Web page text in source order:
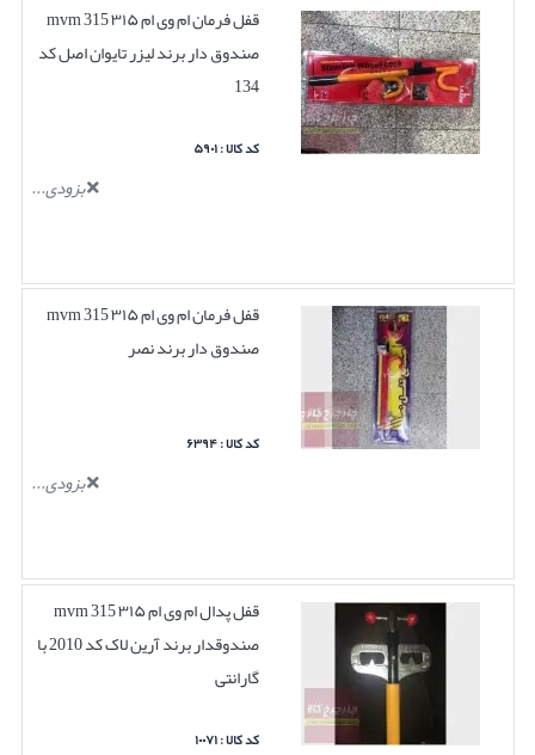
قفل فرمان ام وی ام ۳۱۵ mvm 315
صندوق دار برند لیزر تایوان اصل کد
134
کد کالا : ۵۹۰۱
بزودی...
قفل فرمان ام وی ام ۳۱۵ mvm 315
صندوق دار برند نصر
کد کالا : ۶۳۹۴
بزودی...
قفل پدال ام وی ام ۳۱۵ mvm 315
صندوقدار برند آرین لاک کد 2010 با
گارانتی
کد کالا : ۱۰۰۷۱